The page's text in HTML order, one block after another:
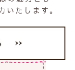
いたします。